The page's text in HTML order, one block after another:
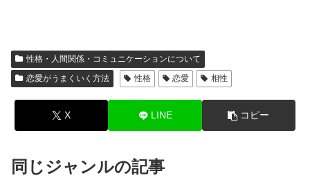
性格・人間関係・コミュニケーションについて
恋愛がうまくいく方法
性格 恋愛 相性
X LINE コピー
同じジャンルの記事